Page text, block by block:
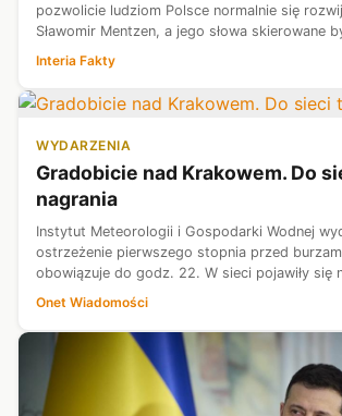
pozwolicie ludziom Polsce normalnie się
Sławomir Mentzen, a jego słowa skierowane
insynuację posła ...
Interia Fakty
WYDARZENIA
Gradobicie nad Krakowem. Do
nagrania
Instytut Meteorologii i Gospodarki Wodnej
ostrzeżenie pierwszego stopnia przed
obowiązuje do godz. 22. W sieci pojawiły się
wykonane po gradobiciu.
Onet Wiadomości